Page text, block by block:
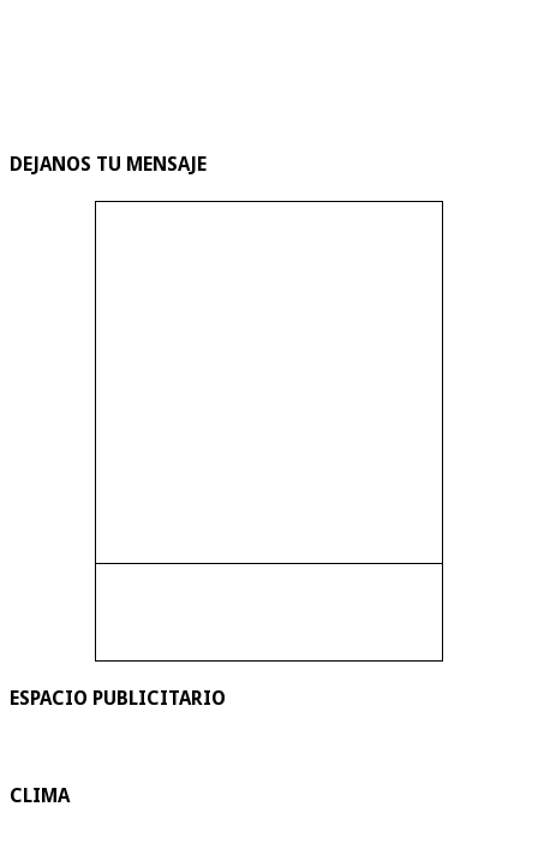
DEJANOS TU MENSAJE
ESPACIO PUBLICITARIO
CLIMA